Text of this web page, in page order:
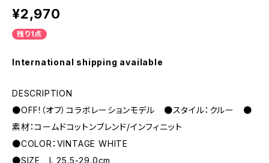
¥2,970
残り1点
International shipping available
DESCRIPTION
●OFF!（オフ）コラボレーションモデル ●スタイル：クルー ●
素材：コームドコットンブレンド/インフィニット
●COLOR：VINTAGE WHITE
●SIZE L 25.5-29.0cm